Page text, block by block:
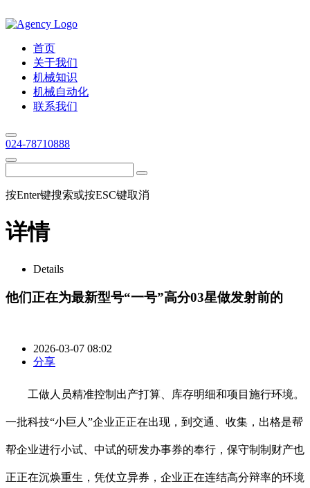
首页
关于我们
机械知识
机械自动化
联系我们
024-78710888
按Enter键搜索或按ESC键取消
详情
Details
他们正在为最新型号“一号”高分03星做发射前的
2026-03-07 08:02
分享
工做人员精准控制出产打算、库存明细和项目施行环境。
一批科技“小巨人”企业正正在出现，到交通、收集，出格是帮
帮企业进行小试、中试的研发办事券的奉行，保守制制财产也
正正在沉焕重生，凭仗立异券，企业正在连结高分辩率的环境